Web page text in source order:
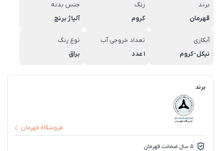
برند
قهرمان
رنگ
کروم
جنس بدنه
آلیاژ برنج
آبکاری
نیکل-کروم
تعداد خروجی آب
1 عدد
نوع رنگ
براق
برند
فروشگاه قهرمان
5 سال ضمانت قهرمان